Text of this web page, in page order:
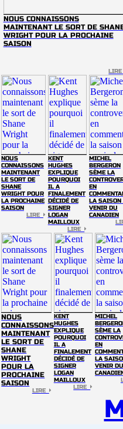
NOUS CONNAISSONS
MAINTENANT LE SORT DE
WRIGHT POUR LA PROCHAINE
SAISON
NOUS
CONNAISSONS
MAINTENANT
LE SORT DE
SHANE
WRIGHT POUR
LA PROCHAINE
SAISON
LIRE
KENT
HUGHES
EXPLIQUE
POURQUOI
IL A
FINALEMENT
DÉCIDÉ DE
SIGNER
LOGAN
MAILLOUX
LIRE
MICHEL
BERGERON
SÈME LA
EN
LA SAISON
VENIR DU
CANADIEN
NOUS
CONNAISSONS
MAINTENANT
LE SORT DE
SHANE
WRIGHT
POUR LA
PROCHAINE
SAISON
LIRE
KENT
HUGHES
EXPLIQUE
POURQUOI
IL A
FINALEMENT
DÉCIDÉ DE
SIGNER
LOGAN
MAILLOUX
LIRE
MICHEL
SÈME LA
EN
LA
VENIR DU